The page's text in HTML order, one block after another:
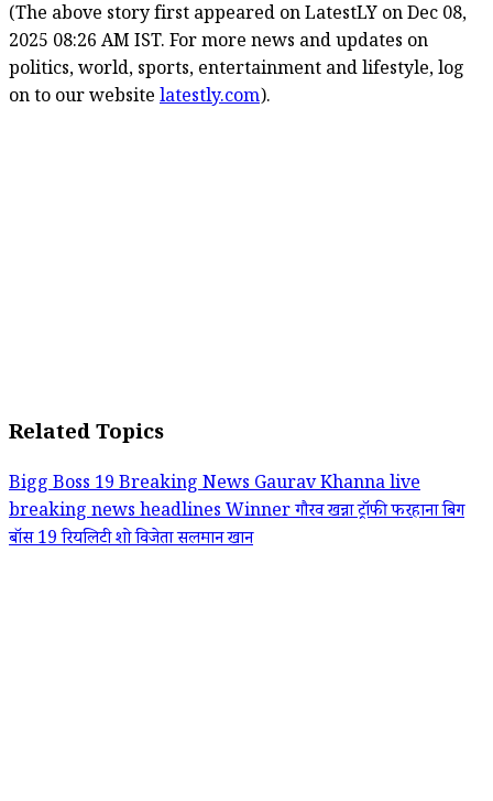
(The above story first appeared on LatestLY on Dec 08,
2025 08:26 AM IST. For more news and updates on
politics, world, sports, entertainment and lifestyle, log
on to our website latestly.com).
Related Topics
Bigg Boss 19Breaking NewsGaurav Khannalive
breaking news headlinesWinnerगौरव खन्नाट्रॉफीफरहानाबिग
बॉस 19रियलिटी शोविजेतासलमान खान